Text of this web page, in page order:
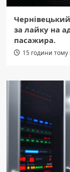
за лайку на
пасажира.
15 години тому